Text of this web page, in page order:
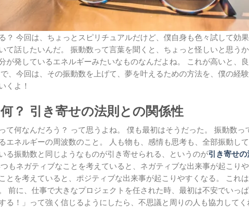
？ 今回は、ちょっとスピリチュアルだけど、僕自身も色々試して効
て話したいんだ。 振動数って言葉を聞くと、ちょっと怪しいと思うか
が発しているエネルギーみたいなものなんだよね。 これが高いと、
、今回は、その振動数を上げて、夢を叶えるための方法を、僕の経
くよ！
？ 引き寄せの法則との関係性
て何なんだろう？ って思うよね。 僕も最初はそうだった。 振動数っ
エネルギーの周波数のこと。 人も物も、感情も思考も、全部振動し
る振動数と同じようなものが引き寄せられる、というのが引き寄せ
もネガティブなことを考えていると、ネガティブな出来事が起こり
とを考えていると、ポジティブな出来事が起こりやすくなる。 これ
前に、仕事で大きなプロジェクトを任された時、最初は不安でいっ
る！」って強く信じるようにしたら、不思議と周りの人も協力して